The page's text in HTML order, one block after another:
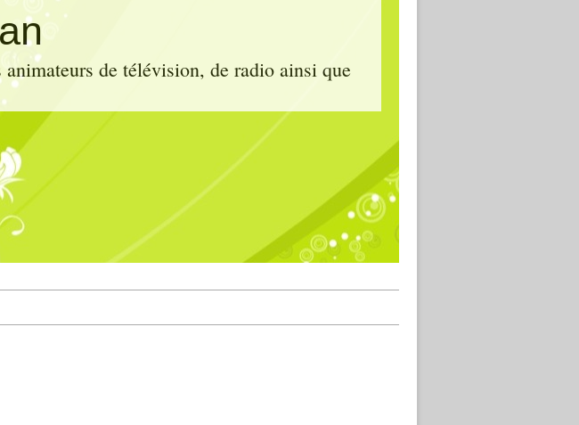
de télévision, de radio ainsi que